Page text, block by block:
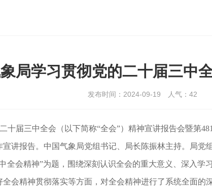
局学习贯彻党的二十届三中
发布时间：2024-09-19 人气： 42
十届三中全会（以下简称“全会”）精神宣讲报告会暨第
宣讲报告。 中国气象局党组书记、局长陈振林主持。 局党
全会精神”为题 ， 围绕深刻认识全会的重大意义、深入学
会精神贯彻落实等方面 ， 对全会精神进行了系统全面的